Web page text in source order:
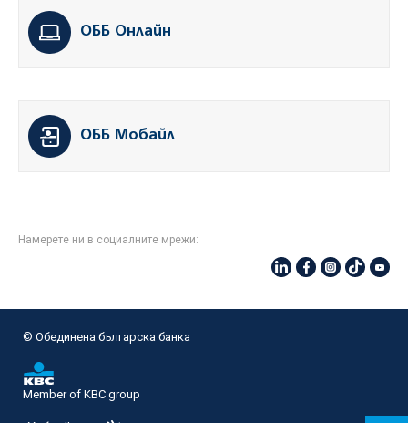
ОББ Онлайн
ОББ Мобайл
Намерете ни в социалните мрежи:
© Oбединена българска банка
Member of KBC group